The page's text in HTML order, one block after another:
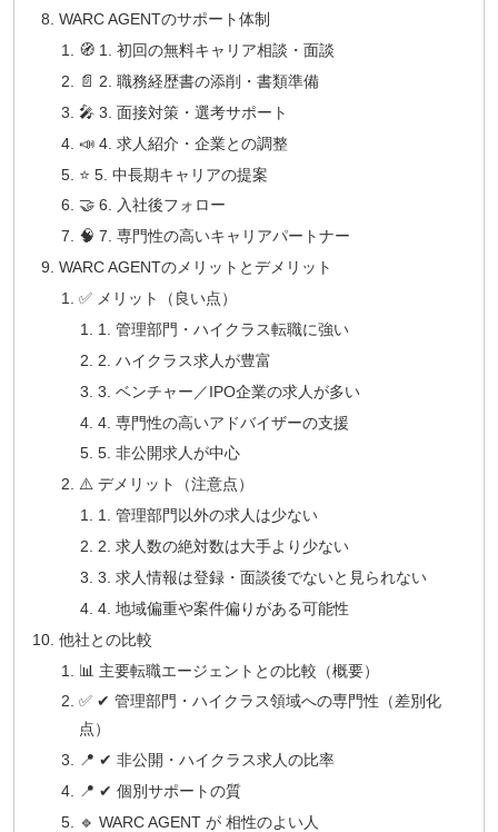
WARC AGENTのサポート体制
🧭 1. 初回の無料キャリア相談・面談
📄 2. 職務経歴書の添削・書類準備
🎤 3. 面接対策・選考サポート
📣 4. 求人紹介・企業との調整
⭐ 5. 中長期キャリアの提案
🤝 6. 入社後フォロー
🧠 7. 専門性の高いキャリアパートナー
WARC AGENTのメリットとデメリット
✅ メリット（良い点）
1. 管理部門・ハイクラス転職に強い
2. ハイクラス求人が豊富
3. ベンチャー／IPO企業の求人が多い
4. 専門性の高いアドバイザーの支援
5. 非公開求人が中心
⚠️ デメリット（注意点）
1. 管理部門以外の求人は少ない
2. 求人数の絶対数は大手より少ない
3. 求人情報は登録・面談後でないと見られない
4. 地域偏重や案件偏りがある可能性
他社との比較
📊 主要転職エージェントとの比較（概要）
✅ ✔ 管理部門・ハイクラス領域への専門性（差別化
点）
📍 ✔ 非公開・ハイクラス求人の比率
📍 ✔ 個別サポートの質
🔹 WARC AGENT が 相性のよい人